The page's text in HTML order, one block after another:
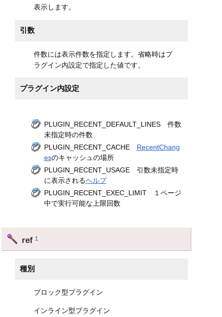
表示します。
引数
件数には表示件数を指定します。省略時はプ
ラグイン内設定で指定した値です。
プラグイン内設定
PLUGIN_RECENT_DEFAULT_LINES 件数
未指定時の件数
PLUGIN_RECENT_CACHE RecentChang
esのキャッシュの場所
PLUGIN_RECENT_USAGE 引数未指定時
に表示されるヘルプ
PLUGIN_RECENT_EXEC_LIMIT １ページ
中で実行可能な上限回数
ref†
種別
ブロック型プラグイン
インライン型プラグイン